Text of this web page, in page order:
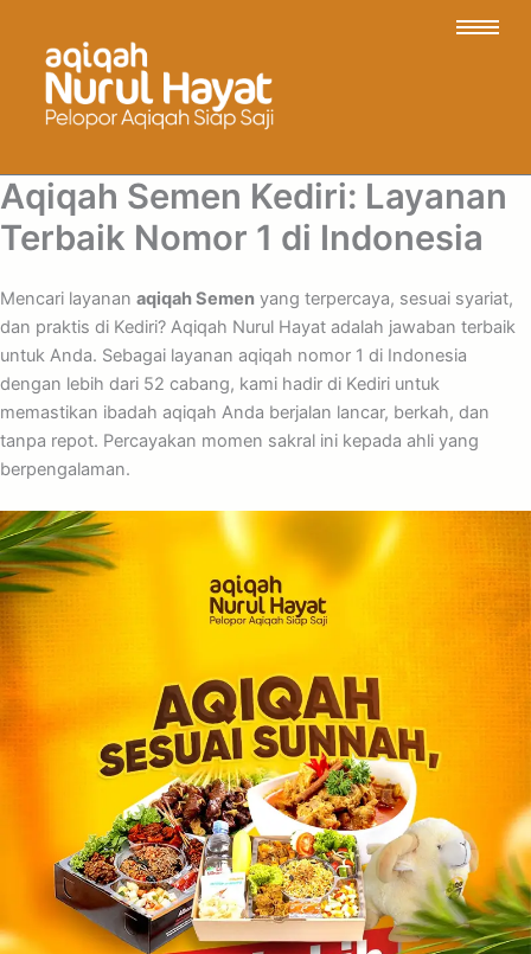
Aqiqah Semen Kediri: Layanan
Terbaik Nomor 1 di Indonesia
Mencari layanan aqiqah Semen yang terpercaya, sesuai syariat,
dan praktis di Kediri? Aqiqah Nurul Hayat adalah jawaban terbaik
untuk Anda. Sebagai layanan aqiqah nomor 1 di Indonesia
dengan lebih dari 52 cabang, kami hadir di Kediri untuk
memastikan ibadah aqiqah Anda berjalan lancar, berkah, dan
tanpa repot. Percayakan momen sakral ini kepada ahli yang
berpengalaman.